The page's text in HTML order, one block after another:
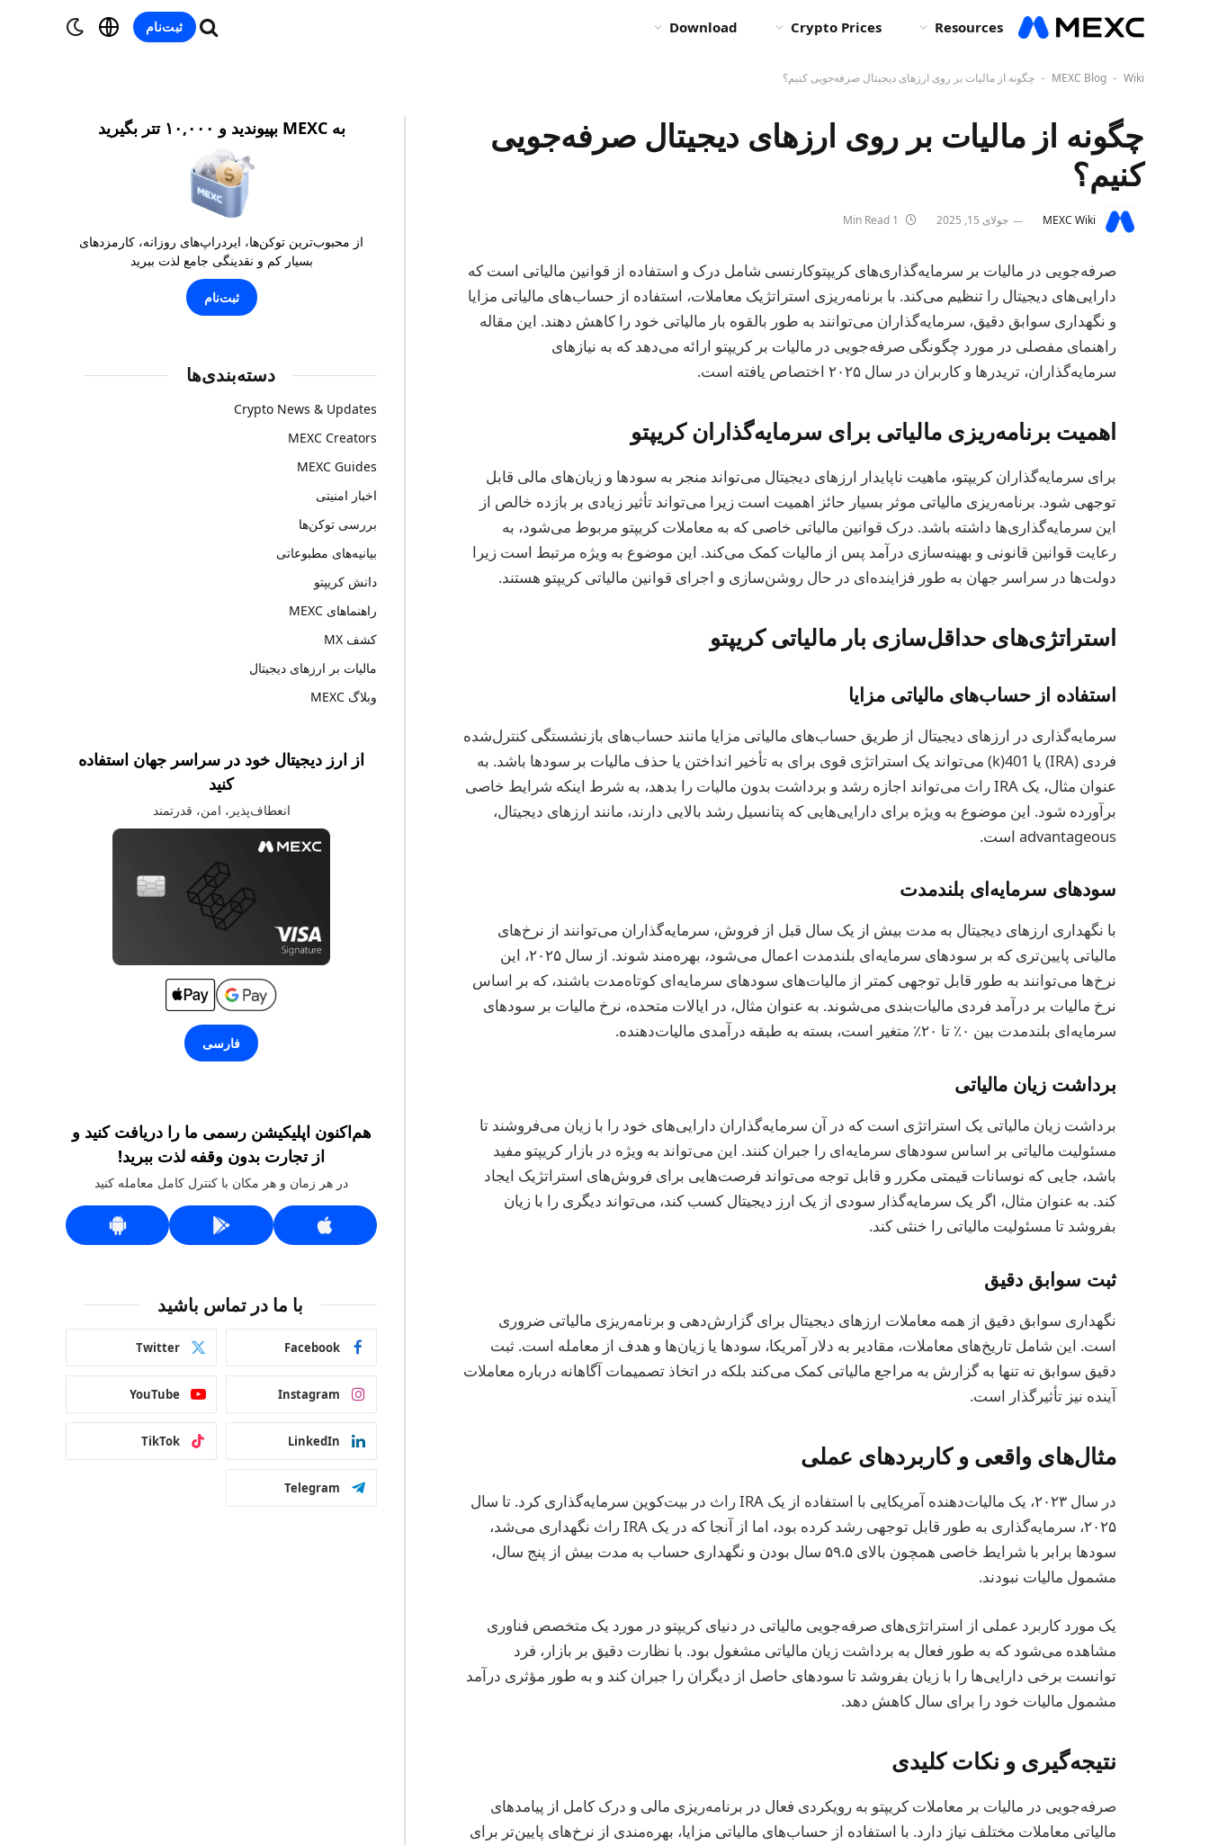
Resources
Crypto Prices
Download ثبت‌نام
MEXC Blog - Wiki
- چگونه از مالیات بر روی ارزهای دیجیتال صرفه‌جویی کنیم؟
چگونه از مالیات بر روی ارزهای دیجیتال صرفه‌جویی
کنیم؟
MEXC Wiki جولای 15, 2025
صرفه‌جویی در مالیات بر سرمایه‌گذاری‌های کریپتوکارنسی شامل درک و استفاده از قوانین مالیاتی است که
دارایی‌های دیجیتال را تنظیم می‌کند. با برنامه‌ریزی استراتژیک معاملات، استفاده از حساب‌های مالیاتی مزایا
و نگهداری سوابق دقیق، سرمایه‌گذاران می‌توانند به طور بالقوه بار مالیاتی خود را کاهش دهند. این مقاله
راهنمای مفصلی در مورد چگونگی صرفه‌جویی در مالیات بر کریپتو ارائه می‌دهد که به نیازهای
سرمایه‌گذاران، تریدرها و کاربران در سال ۲۰۲۵ اختصاص یافته است.
اهمیت برنامه‌ریزی مالیاتی برای سرمایه‌گذاران کریپتو
برای سرمایه‌گذاران کریپتو، ماهیت ناپایدار ارزهای دیجیتال می‌تواند منجر به سودها و زیان‌های مالی قابل
توجهی شود. برنامه‌ریزی مالیاتی موثر بسیار حائز اهمیت است زیرا می‌تواند تأثیر زیادی بر بازده خالص از
این سرمایه‌گذاری‌ها داشته باشد. درک قوانین مالیاتی خاصی که به معاملات کریپتو مربوط می‌شود، به
رعایت قوانین قانونی و بهینه‌سازی درآمد پس از مالیات کمک می‌کند. این موضوع به ویژه مرتبط است زیرا
دولت‌ها در سراسر جهان به طور فزاینده‌ای در حال روشن‌سازی و اجرای قوانین مالیاتی کریپتو هستند.
استراتژی‌های حداقل‌سازی بار مالیاتی کریپتو
استفاده از حساب‌های مالیاتی مزایا
سرمایه‌گذاری در ارزهای دیجیتال از طریق حساب‌های مالیاتی مزایا مانند حساب‌های بازنشستگی کنترل‌شده
فردی (IRA) یا 401(k) می‌تواند یک استراتژی قوی برای به تأخیر انداختن یا حذف مالیات بر سودها باشد. به
عنوان مثال، یک IRA راث می‌تواند اجازه رشد و برداشت بدون مالیات را بدهد، به شرط اینکه شرایط خاصی
برآورده شود. این موضوع به ویژه برای دارایی‌هایی که پتانسیل رشد بالایی دارند، مانند ارزهای دیجیتال،
advantageous است.
سودهای سرمایه‌ای بلندمدت
با نگهداری ارزهای دیجیتال به مدت بیش از یک سال قبل از فروش، سرمایه‌گذاران می‌توانند از نرخ‌های
مالیاتی پایین‌تری که بر سودهای سرمایه‌ای بلندمدت اعمال می‌شود، بهره‌مند شوند. از سال ۲۰۲۵، این
نرخ‌ها می‌توانند به طور قابل توجهی کمتر از مالیات‌های سودهای سرمایه‌ای کوتاه‌مدت باشند، که بر اساس
نرخ مالیات بر درآمد فردی مالیات‌بندی می‌شوند. به عنوان مثال، در ایالات متحده، نرخ مالیات بر سودهای
سرمایه‌ای بلندمدت بین ۰٪ تا ۲۰٪ متغیر است، بسته به طبقه درآمدی مالیات‌دهنده.
برداشت زیان مالیاتی
برداشت زیان مالیاتی یک استراتژی است که در آن سرمایه‌گذاران دارایی‌های خود را با زیان می‌فروشند تا
مسئولیت مالیاتی بر اساس سودهای سرمایه‌ای را جبران کنند. این می‌تواند به ویژه در بازار کریپتو مفید
باشد، جایی که نوسانات قیمتی مکرر و قابل توجه می‌تواند فرصت‌هایی برای فروش‌های استراتژیک ایجاد
کند. به عنوان مثال، اگر یک سرمایه‌گذار سودی از یک ارز دیجیتال کسب کند، می‌تواند دیگری را با زیان
بفروشد تا مسئولیت مالیاتی را خنثی کند.
ثبت سوابق دقیق
نگهداری سوابق دقیق از همه معاملات ارزهای دیجیتال برای گزارش‌دهی و برنامه‌ریزی مالیاتی ضروری
است. این شامل تاریخ‌های معاملات، مقادیر به دلار آمریکا، سودها یا زیان‌ها و هدف از معامله است. ثبت
دقیق سوابق نه تنها به گزارش به مراجع مالیاتی کمک می‌کند بلکه در اتخاذ تصمیمات آگاهانه درباره معاملات
آینده نیز تأثیرگذار است.
مثال‌های واقعی و کاربردهای عملی
در سال ۲۰۲۳، یک مالیات‌دهنده آمریکایی با استفاده از یک IRA راث در بیت‌کوین سرمایه‌گذاری کرد. تا سال
۲۰۲۵، سرمایه‌گذاری به طور قابل توجهی رشد کرده بود، اما از آنجا که در یک IRA راث نگهداری می‌شد،
سودها برابر با شرایط خاصی همچون بالای ۵۹.۵ سال بودن و نگهداری حساب به مدت بیش از پنج سال،
مشمول مالیات نبودند.
یک مورد کاربرد عملی از استراتژی‌های صرفه‌جویی مالیاتی در دنیای کریپتو در مورد یک متخصص فناوری
مشاهده می‌شود که به طور فعال به برداشت زیان مالیاتی مشغول بود. با نظارت دقیق بر بازار، فرد
توانست برخی دارایی‌ها را با زیان بفروشد تا سودهای حاصل از دیگران را جبران کند و به طور مؤثری درآمد
مشمول مالیات خود را برای سال کاهش دهد.
نتیجه‌گیری و نکات کلیدی
صرفه‌جویی در مالیات بر معاملات کریپتو به رویکردی فعال در برنامه‌ریزی مالی و درک کامل از پیامدهای
مالیاتی معاملات مختلف نیاز دارد. با استفاده از حساب‌های مالیاتی مزایا، بهره‌مندی از نرخ‌های پایین‌تر برای
به MEXC بپیوندید و ۱۰,۰۰۰ تتر بگیرید
از محبوب‌ترین توکن‌ها، ایردراپ‌های روزانه، کارمزدهای
بسیار کم و نقدینگی جامع لذت ببرید
ثبت‌نام
دسته‌بندی‌ها
Crypto News & Updates
MEXC Creators
MEXC Guides
اخبار امنیتی
بررسی توکن‌ها
بیانیه‌های مطبوعاتی
دانش کریپتو
راهنماهای MEXC
کشف MX
مالیات بر ارزهای دیجیتال
وبلاگ MEXC
از ارز دیجیتال خود در سراسر جهان استفاده
کنید
انعطاف‌پذیر، امن، قدرتمند
فارسی
هم‌اکنون اپلیکیشن رسمی ما را دریافت کنید و
از تجارت بدون وقفه لذت ببرید!
در هر زمان و هر مکان با کنترل کامل معامله کنید
با ما در تماس باشید
Facebook
Twitter
Instagram
YouTube
LinkedIn
TikTok
Telegram